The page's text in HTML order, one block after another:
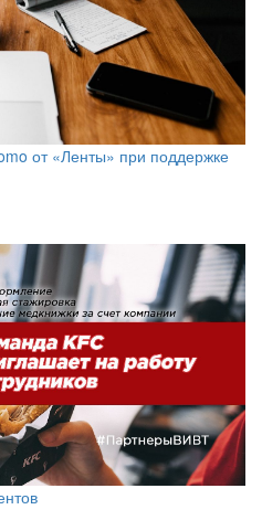
от «Ленты» при поддержке